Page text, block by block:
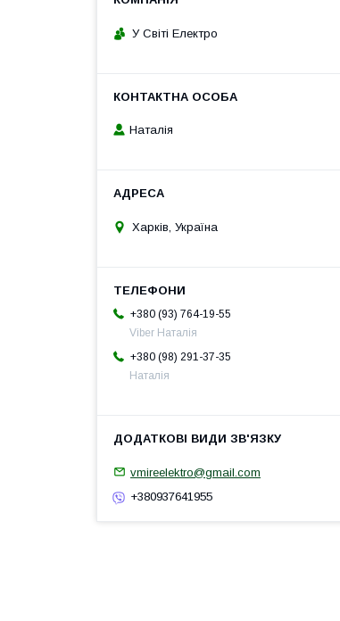
У Світі Електро
Наталія
Харків, Україна
+380 (93) 764-19-55
Viber Наталія
+380 (98) 291-37-35
Наталія
vmireelektro@gmail.com
+380937641955